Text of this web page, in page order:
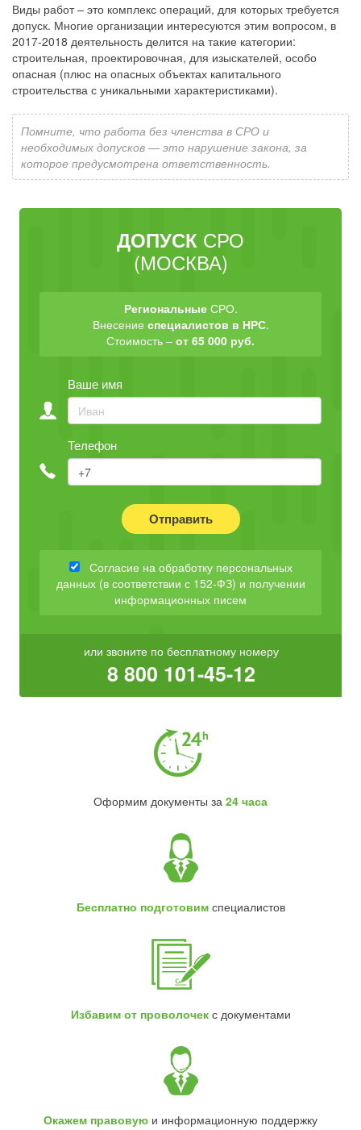
Виды работ – это комплекс операций, для которых требуется
допуск. Многие организации интересуются этим вопросом, в
2017-2018 деятельность делится на такие категории:
строительная, проектировочная, для изыскателей, особо
опасная (плюс на опасных объектах капитального
строительства с уникальными характеристиками).
Помните, что работа без членства в СРО и
необходимых допусков — это нарушение закона, за
которое предусмотрена ответственность.
ДОПУСК СРО
(МОСКВА)
РегиональныеСРО.
Внесение специалистов в НРС.
Стоимость – от 65 000 руб.
Ваше имя
Телефон
Отправить
Согласие на обработку персональных
данных (в соответствии с 152-ФЗ) и получении
информационных писем
или звоните по бесплатному номеру
8 800 101-45-12
Оформим документы за 24 часа
Бесплатно подготовимспециалистов
Избавим от проволочекс документами
Окажем правовую и информационную поддержку